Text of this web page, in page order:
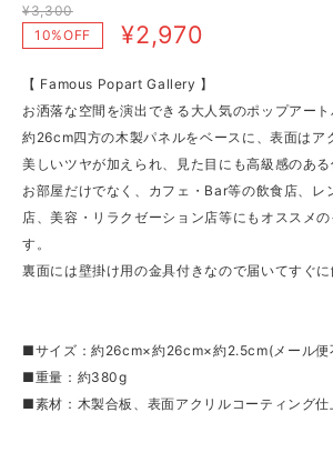
¥3,300
10%OFF
¥2,970
【 Famous Popart Gallery 】
お洒落な空間を演出できる大人気のポップアート
約26cm四方の木製パネルをベースに、表面はア
美しいツヤが加えられ、見た目にも高級感のある
お部屋だけでなく、カフェ・Bar等の飲食店、レ
店、美容・リラクゼーション店等にもオススメ
す。
裏面には壁掛け用の金具付きなので届いてすぐに
■サイズ：約26cm×約26cm×約2.5cm(メール便
■重量：約380g
■素材：木製合板、表面アクリルコーティング仕